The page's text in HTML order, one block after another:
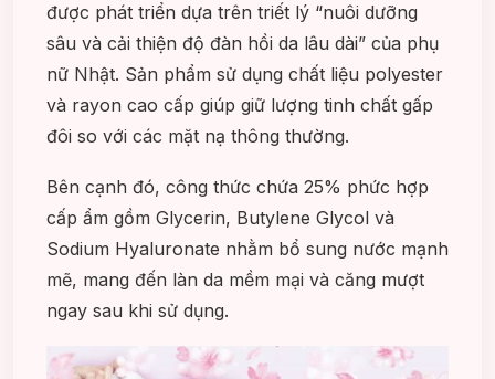
được phát triển dựa trên triết lý “nuôi dưỡng
sâu và cải thiện độ đàn hồi da lâu dài” của phụ
nữ Nhật. Sản phẩm sử dụng chất liệu polyester
và rayon cao cấp giúp giữ lượng tinh chất gấp
đôi so với các mặt nạ thông thường.
Bên cạnh đó, công thức chứa 25% phức hợp
cấp ẩm gồm Glycerin, Butylene Glycol và
Sodium Hyaluronate nhằm bổ sung nước mạnh
mẽ, mang đến làn da mềm mại và căng mượt
ngay sau khi sử dụng.